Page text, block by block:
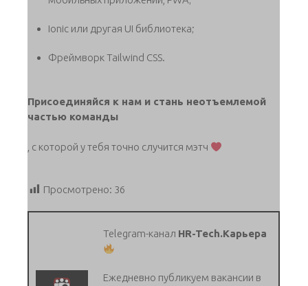
Ionic или другая UI библиотека;
Фреймворк Tailwind CSS.
Присоединяйся к нам и стань неотъемлемой
частью команды
, с которой у тебя точно случится мэтч
Просмотрено: 36
Telegram-канал HR-Tech.Карьера
Ежедневно публикуем вакансии в